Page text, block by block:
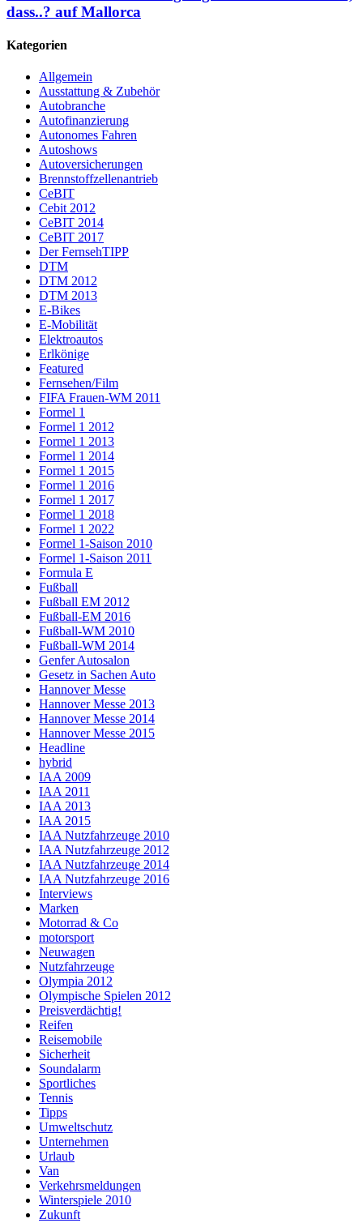
dass..? auf Mallorca
Kategorien
Allgemein
Ausstattung & Zubehör
Autobranche
Autofinanzierung
Autonomes Fahren
Autoshows
Autoversicherungen
Brennstoffzellenantrieb
CeBIT
Cebit 2012
CeBIT 2014
CeBIT 2017
Der FernsehTIPP
DTM
DTM 2012
DTM 2013
E-Bikes
E-Mobilität
Elektroautos
Erlkönige
Featured
Fernsehen/Film
FIFA Frauen-WM 2011
Formel 1
Formel 1 2012
Formel 1 2013
Formel 1 2014
Formel 1 2015
Formel 1 2016
Formel 1 2017
Formel 1 2018
Formel 1 2022
Formel 1-Saison 2010
Formel 1-Saison 2011
Formula E
Fußball
Fußball EM 2012
Fußball-EM 2016
Fußball-WM 2010
Fußball-WM 2014
Genfer Autosalon
Gesetz in Sachen Auto
Hannover Messe
Hannover Messe 2013
Hannover Messe 2014
Hannover Messe 2015
Headline
hybrid
IAA 2009
IAA 2011
IAA 2013
IAA 2015
IAA Nutzfahrzeuge 2010
IAA Nutzfahrzeuge 2012
IAA Nutzfahrzeuge 2014
IAA Nutzfahrzeuge 2016
Interviews
Marken
Motorrad & Co
motorsport
Neuwagen
Nutzfahrzeuge
Olympia 2012
Olympische Spielen 2012
Preisverdächtig!
Reifen
Reisemobile
Sicherheit
Soundalarm
Sportliches
Tennis
Tipps
Umweltschutz
Unternehmen
Urlaub
Van
Verkehrsmeldungen
Winterspiele 2010
Zukunft